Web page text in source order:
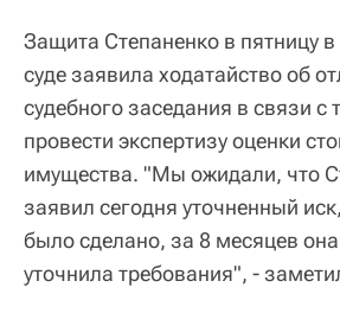
Защита Степаненко в пятницу
суде заявила ходатайство об
судебного заседания в связи с
провести экспертизу оценки
имущества. "Мы ожидали, что
заявил сегодня уточненный
было сделано, за 8 месяцев
уточнила требования", -